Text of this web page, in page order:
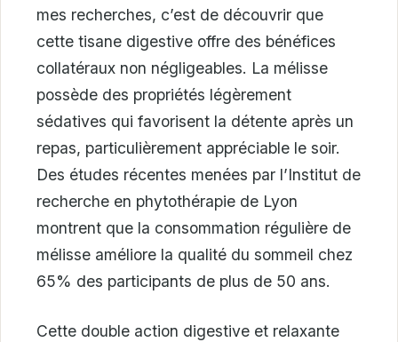
mes recherches, c’est de découvrir que
cette tisane digestive offre des bénéfices
collatéraux non négligeables. La mélisse
possède des propriétés légèrement
sédatives qui favorisent la détente après un
repas, particulièrement appréciable le soir.
Des études récentes menées par l’Institut de
recherche en phytothérapie de Lyon
montrent que la consommation régulière de
mélisse améliore la qualité du sommeil chez
65% des participants de plus de 50 ans.
Cette double action digestive et relaxante